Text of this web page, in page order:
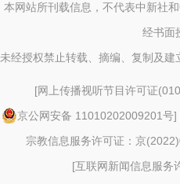
本网站所刊载信息，不代表中新社
经书面
未经授权禁止转载、摘编、复制及建
[网上传播视听节目许可证
京公网安备 11010202009201号]
宗教信息服务许可证：京
[互联网新闻信息服务